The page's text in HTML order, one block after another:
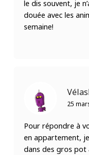
le dis souvent, je
douée avec les
semaine!
25
Pour répondre à
en appartement,
dans des gros pot